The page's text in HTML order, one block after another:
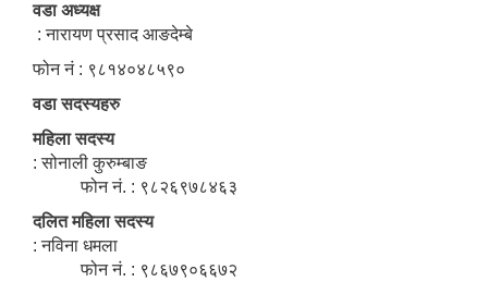
वडा अध्यक्ष
: नारायण प्रसाद आङदेम्बे
फोन नं : ९८१४०४८५९०
वडा सदस्यहरु
महिला सदस्य
: सोनाली कुरुम्बाङ
फोन नं. : ९८२६९७८४६३
दलित महिला सदस्य
: नविना धमला
फोन नं. : ९८६७९०६६७२